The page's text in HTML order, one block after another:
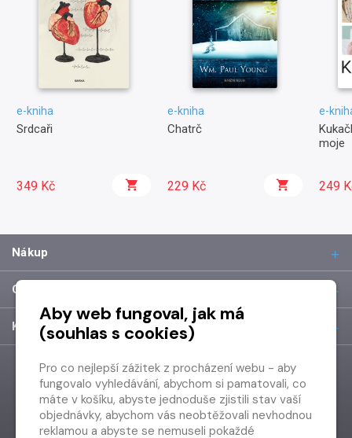
e-kniha
Srdcaři
349 Kč
e-kniha
Chatrč
229 Kč
e-
moje
249
Nákup
O společnosti
Kontakt
Aby web fungoval, jak má
(souhlas s cookies)
Pro co nejlepší zážitek z procházení webu - aby
fungovalo vyhledávání, abychom si pamatovali, co
máte v košíku, abyste jednoduše zjistili stav vaší
objednávky, abychom vás neobtěžovali nevhodnou
reklamou a abyste se nemuseli pokaždé